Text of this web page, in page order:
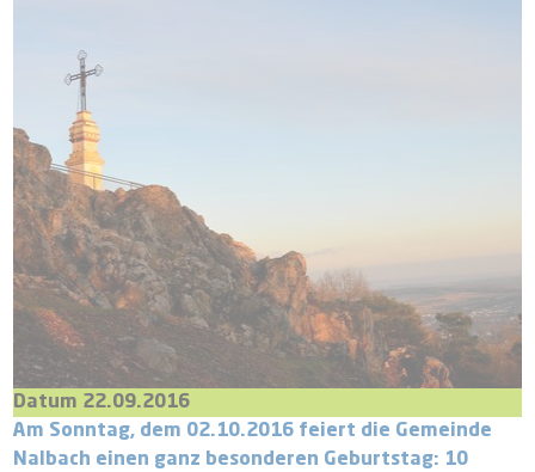
Datum 22.09.2016
Am Sonntag, dem 02.10.2016 feiert die Gemeinde
Nalbach einen ganz besonderen Geburtstag: 10